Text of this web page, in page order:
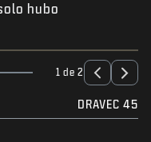
hubo
1 de 2
DRAVEC 45